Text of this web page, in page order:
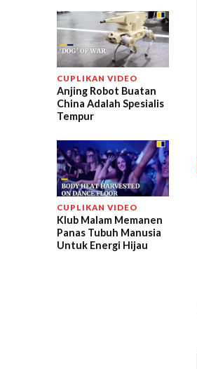
CUPLIKAN VIDEO
Anjing Robot Buatan
China Adalah Spesialis
Tempur
CUPLIKAN VIDEO
Klub Malam Memanen
Panas Tubuh Manusia
Untuk Energi Hijau